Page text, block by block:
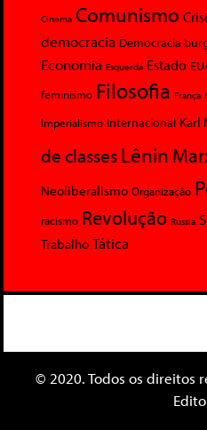
Cinema Comunismo
democracia Democracia
Economia Esquerda Estado
feminismo Filosofia França
Imperialismo Internacional Karl
de classesLênin
Neoliberalismo Organização
racismo Revolução Rússia
Trabalho Tática
© 2020. Todos os direitos